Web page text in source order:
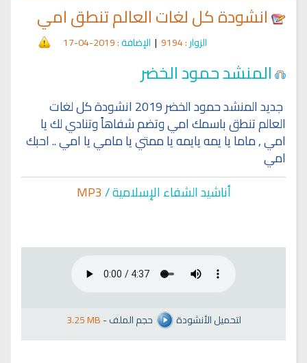
انشودة كل لغات العالم تنطق امي
الزوار: 9194
| الإضافة: 2019-04-17
المنشد حمود الخضر
جديد المنشد حمود الخضر 2019 انشودة كل لغات
العالم تنطق باسمك امي وتضم شفاهاً وتنادي لك يا
امي , ماما يا يمه يايمه يا ممتي يا مامي يا امي .. احبك
امي
أناشيد الشفاء الإسلامية /MP3
3.25 MB- لتحميل الأنشودة حجم الملف